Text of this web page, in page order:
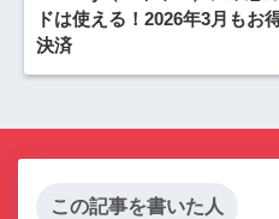
ドは使える！2026年3月もお
決済
この記事を書いた人